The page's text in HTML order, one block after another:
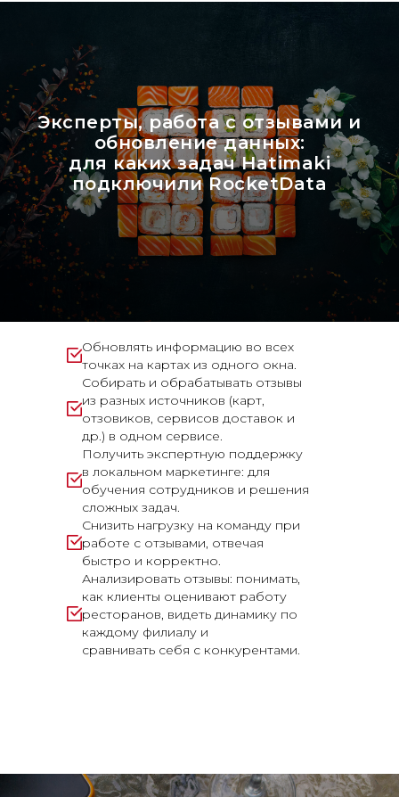
Эксперты, работа с отзывами и
обновление данных:
для каких задач Hatimaki
подключили RocketData
Обновлять информацию во всех
точках на картах из одного окна.
Собирать и обрабатывать отзывы
из разных источников (карт,
отзовиков, сервисов доставок и
др.) в одном сервисе.
Получить экспертную поддержку
в локальном маркетинге: для
обучения сотрудников и решения
сложных задач.
Снизить нагрузку на команду при
работе с отзывами, отвечая
быстро и корректно.
Анализировать отзывы: понимать,
как клиенты оценивают работу
ресторанов, видеть динамику по
каждому филиалу и
сравнивать себя с конкурентами.